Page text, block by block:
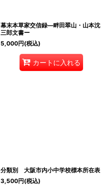
幕末本草家交信録―畔田翠山・山本沈
三郎文書ー
5,000円(税込)
カートに入れる
分類別 大阪市内小中学校標本所在表
3,500円(税込)